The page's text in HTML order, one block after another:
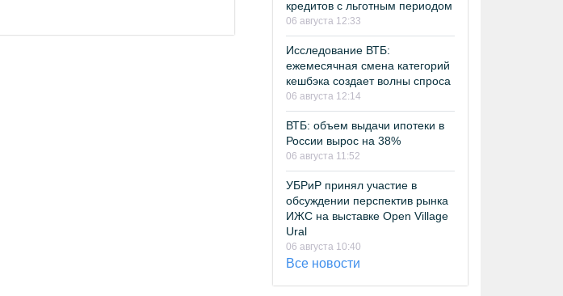
кредитов с льготным периодом
06 августа 12:33
Исследование ВТБ:
ежемесячная смена категорий
кешбэка создает волны спроса
06 августа 12:14
ВТБ: объем выдачи ипотеки в
России вырос на 38%
06 августа 11:52
УБРиР принял участие в
обсуждении перспектив рынка
ИЖС на выставке Open Village
Ural
06 августа 10:40
Все новости